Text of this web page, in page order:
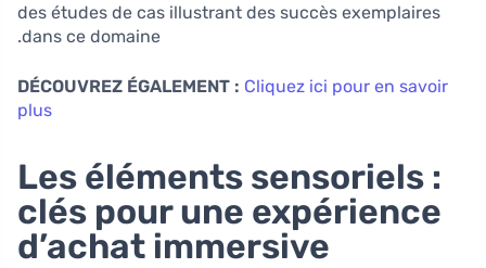
des études de cas illustrant des succès exemplaires
dans ce domaine.
DÉCOUVREZ ÉGALEMENT : Cliquez ici pour en savoir
plus
Les éléments sensoriels :
clés pour une expérience
d’achat immersive